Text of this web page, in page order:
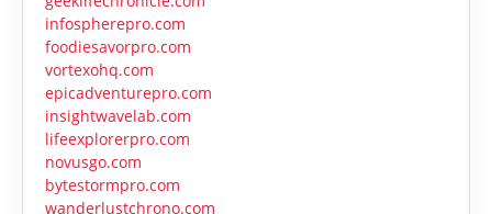
infospherepro.com
foodiesavorpro.com
vortexohq.com
epicadventurepro.com
insightwavelab.com
lifeexplorerpro.com
novusgo.com
bytestormpro.com
wanderlustchrono.com